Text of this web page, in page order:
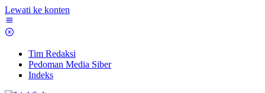
Lewati ke konten
Tim Redaksi
Pedoman Media Siber
Indeks